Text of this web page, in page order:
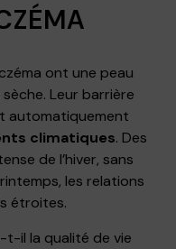
ont une peau
Leur barrière
automatiquement
climatiques. Des
de l’hiver, sans
les relations
étroites.
t-il la qualité de vie